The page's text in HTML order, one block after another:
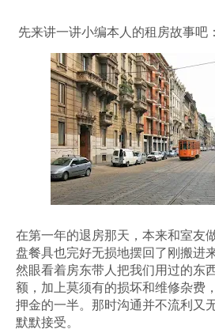
先来讲一讲小编本人的租房故事吧：
在第一年的退房那天，本来和室友
盘餐具也完好无损地摆回了刚搬进
然眼看着房东带人把我们用过的东
额，加上莫须有的损坏和维修杂费
押金的一半。那时沟通并不流利又
默默接受。